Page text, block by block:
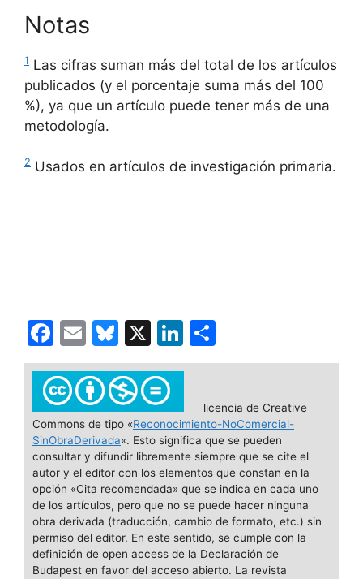
Notas
1 Las cifras suman más del total de los artículos
publicados (y el porcentaje suma más del 100
%), ya que un artículo puede tener más de una
metodología.
2 Usados en artículos de investigación primaria.
F
a
c
e
b
o
o
k
E
m
ai
l
Bl
u
e
s
k
y
X
Li
n
e
dI
n
o
p
ar
tir
licencia de Creative
Commons de tipo «Reconocimiento-NoComercial-
SinObraDerivada«. Esto significa que se pueden
consultar y difundir libremente siempre que se cite el
autor y el editor con los elementos que constan en la
opción «Cita recomendada» que se indica en cada uno
de los artículos, pero que no se puede hacer ninguna
obra derivada (traducción, cambio de formato, etc.) sin
permiso del editor. En este sentido, se cumple con la
definición de open access de la Declaración de
Budapest en favor del acceso abierto. La revista